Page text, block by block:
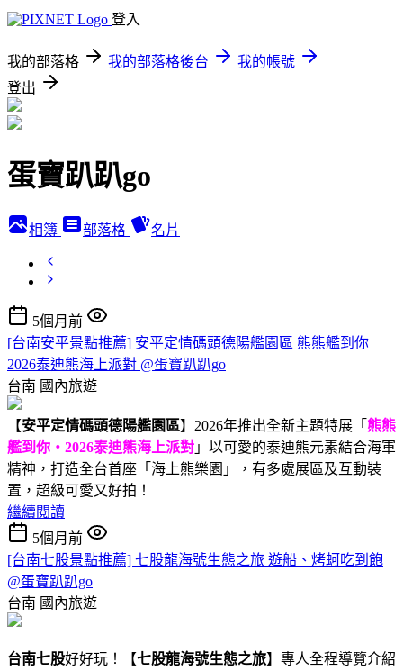
登入
我的部落格 我的部落格後台
我的帳號
登出
蛋寶趴趴go
相簿 部落格 名片
5個月前
[台南安平景點推薦] 安平定情碼頭德陽艦園區 熊熊艦到你
2026泰迪熊海上派對 @蛋寶趴趴go
台南 國內旅遊
【安平定情碼頭德陽艦園區】2026年推出全新主題特展「 熊熊
艦到你・2026泰迪熊海上派對 」以可愛的泰迪熊元素結合海軍
精神，打造全台首座「海上熊樂園」，有多處展區及互動裝
置，超級可愛又好拍！
繼續閱讀
5個月前
[台南七股景點推薦] 七股龍海號生態之旅 遊船、烤蚵吃到飽
@蛋寶趴趴go
台南 國內旅遊
台南七股好好玩！【七股龍海號生態之旅】專人全程導覽介紹